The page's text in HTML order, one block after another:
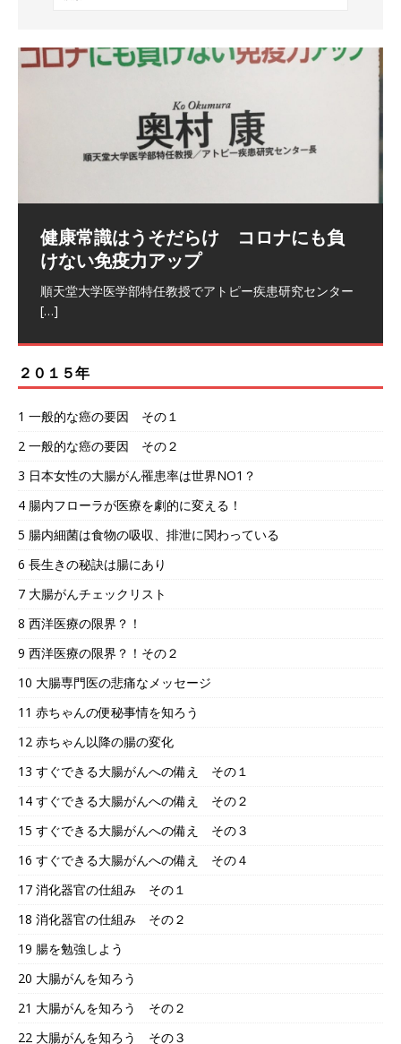
健康常識はうそだらけ コロナにも負
けない免疫力アップ
順天堂大学医学部特任教授でアトピー疾患研究センター
[…]
コロナに対して最強のメッセージ 宮
沢賢治さんの詩が凄すぎた
｢雨ニモマケズ｣ 雨にも負けず 風にも負けず 雪に[…]
録（佐藤一斎著）
健康十訓 西郷隆盛を支えた言志晩録（佐藤一斎著）
言志晩録（佐藤一斎著）より 素晴らしい格言がありま
何よりも新鮮な湧き水が身体によい 湧き水の場所は「
２０１５年
1 一般的な癌の要因 その１
2 一般的な癌の要因 その２
3 日本女性の大腸がん罹患率は世界NO1？
4 腸内フローラが医療を劇的に変える！
5 腸内細菌は食物の吸収、排泄に関わっている
6 長生きの秘訣は腸にあり
7 大腸がんチェックリスト
8 西洋医療の限界？！
9 西洋医療の限界？！その２
10 大腸専門医の悲痛なメッセージ
11 赤ちゃんの便秘事情を知ろう
12 赤ちゃん以降の腸の変化
13 すぐできる大腸がんへの備え その１
14 すぐできる大腸がんへの備え その２
15 すぐできる大腸がんへの備え その３
16 すぐできる大腸がんへの備え その４
17 消化器官の仕組み その１
18 消化器官の仕組み その２
19 腸を勉強しよう
20 大腸がんを知ろう
21 大腸がんを知ろう その２
22 大腸がんを知ろう その３